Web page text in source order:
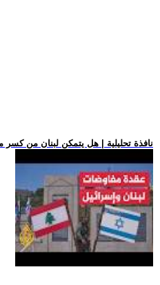
.. نافذة تحليلية | هل يتمكن لبنان من